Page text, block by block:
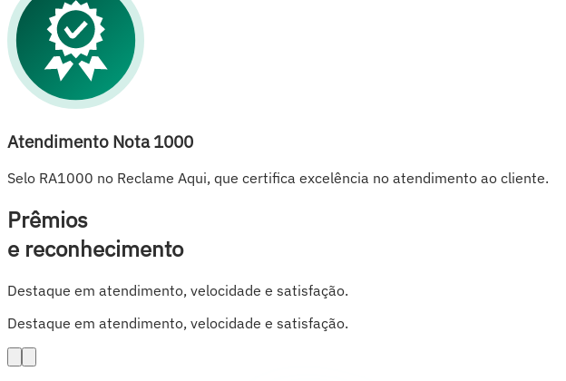
Atendimento Nota 1000
Selo RA1000 no Reclame Aqui, que certifica excelência no atendimento ao cliente.
Prêmios
e reconhecimento
Destaque em atendimento, velocidade e satisfação.
Destaque em atendimento, velocidade e satisfação.